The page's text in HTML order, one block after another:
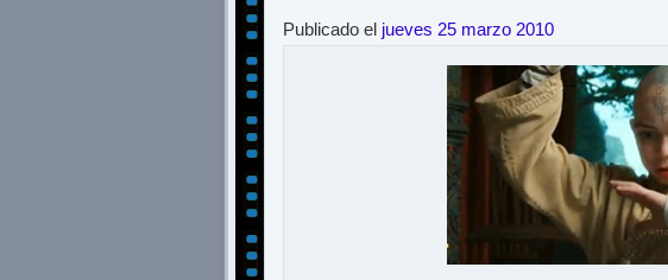
Publicado el jueves 25 marzo 2010